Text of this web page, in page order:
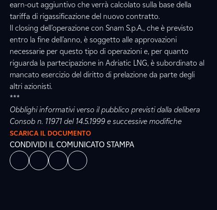
earn-out aggiuntivo che verrà calcolato sulla base della
tariffa di rigassificazione del nuovo contratto.
Il closing dell’operazione con Snam S.p.A., che è previsto
entro la fine dell’anno, è soggetto alle approvazioni
necessarie per questo tipo di operazioni e, per quanto
riguarda la partecipazione in Adriatic LNG, è subordinato al
mancato esercizio del diritto di prelazione da parte degli
altri azionisti.
***
Obblighi informativi verso il pubblico previsti dalla delibera
Consob n. 11971 del 14.5.1999 e successive modifiche
SCARICA IL DOCUMENTO
CONDIVIDI IL COMUNICATO STAMPA